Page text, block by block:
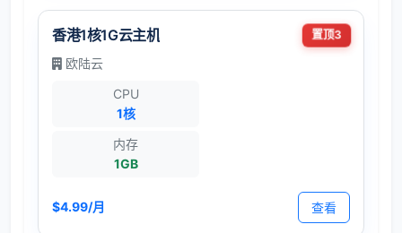
香港1核1G云主机 置顶3
欧陆云
CPU
1核
内存
1GB
$4.99/月 查看